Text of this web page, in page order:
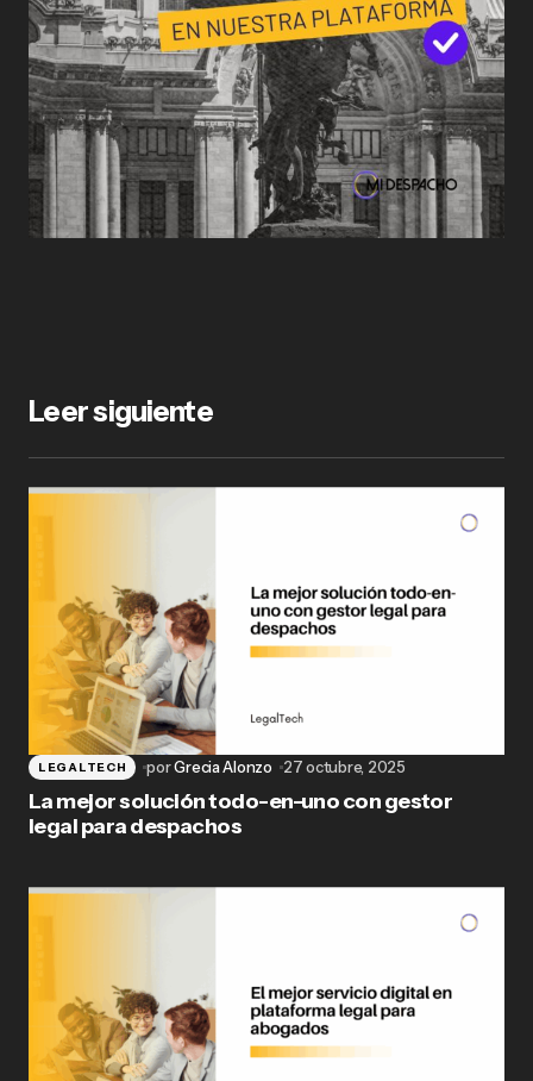
Leer siguiente
LEGALTECH porGrecia Alonzo 27 octubre, 2025
La mejor solución todo-en-uno con gestor
legal para despachos